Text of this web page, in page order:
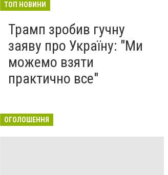
ТОП НОВИНИ
Трамп зробив гучну
заяву про Україну: "Ми
можемо взяти
практично все"
ОГОЛОШЕННЯ